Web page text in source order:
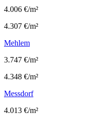
4.006 €/m²
4.307 €/m²
Mehlem
3.747 €/m²
4.348 €/m²
Messdorf
4.013 €/m²